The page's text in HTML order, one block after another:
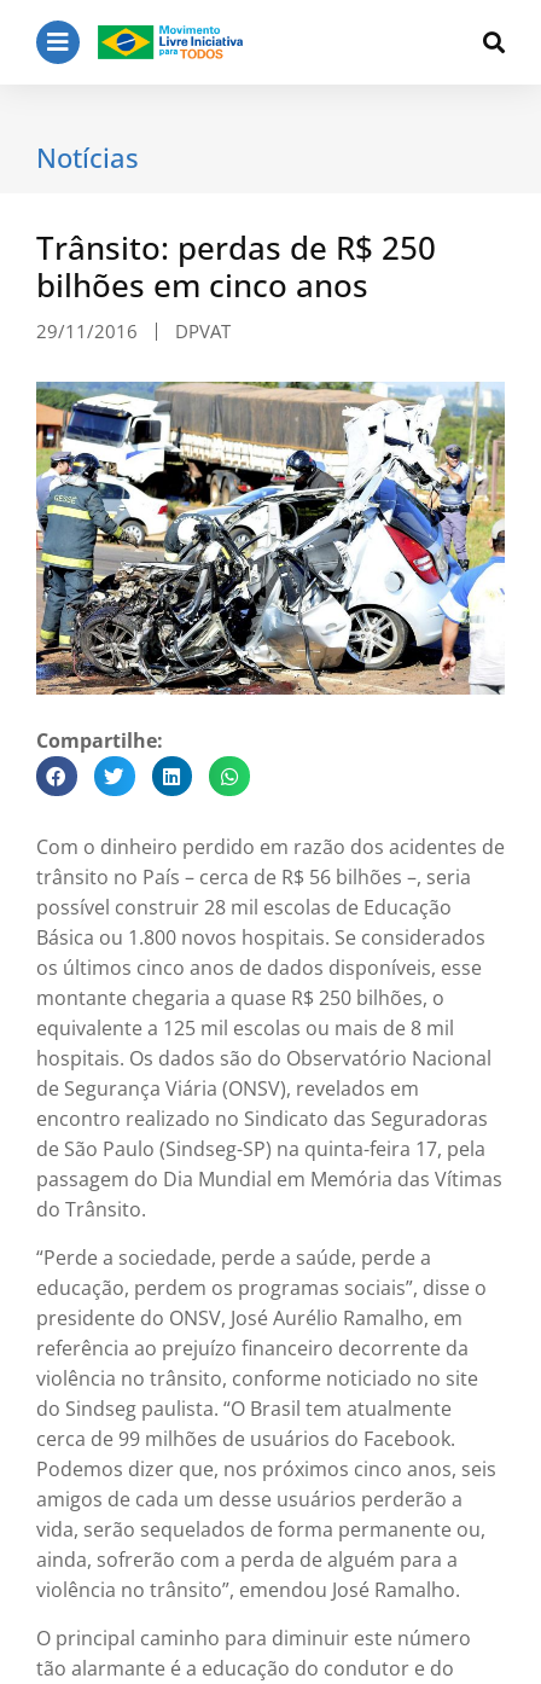
Notícias
Trânsito: perdas de R$ 250
bilhões em cinco anos
29/11/2016 DPVAT
Compartilhe:
Com o dinheiro perdido em razão dos acidentes de
trânsito no País – cerca de R$ 56 bilhões –, seria
possível construir 28 mil escolas de Educação
Básica ou 1.800 novos hospitais. Se considerados
os últimos cinco anos de dados disponíveis, esse
montante chegaria a quase R$ 250 bilhões, o
equivalente a 125 mil escolas ou mais de 8 mil
hospitais. Os dados são do Observatório Nacional
de Segurança Viária (ONSV), revelados em
encontro realizado no Sindicato das Seguradoras
de São Paulo (Sindseg-SP) na quinta-feira 17, pela
passagem do Dia Mundial em Memória das Vítimas
do Trânsito.
“Perde a sociedade, perde a saúde, perde a
educação, perdem os programas sociais”, disse o
presidente do ONSV, José Aurélio Ramalho, em
referência ao prejuízo financeiro decorrente da
violência no trânsito, conforme noticiado no site
do Sindseg paulista. “O Brasil tem atualmente
cerca de 99 milhões de usuários do Facebook.
Podemos dizer que, nos próximos cinco anos, seis
amigos de cada um desse usuários perderão a
vida, serão sequelados de forma permanente ou,
ainda, sofrerão com a perda de alguém para a
violência no trânsito”, emendou José Ramalho.
O principal caminho para diminuir este número
tão alarmante é a educação do condutor e do